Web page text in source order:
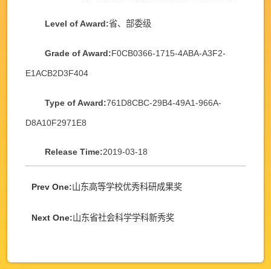
Level of Award:省、部委级
Grade of Award:F0CB0366-1715-4ABA-A3F2-
E1ACB2D3F404
Type of Award:761D8CBC-29B4-49A1-966A-
D8A10F2971E8
Release Time:2019-03-18
Prev One:山东高等学校优秀科研成果奖
Next One:山东省社会科学学科新秀奖